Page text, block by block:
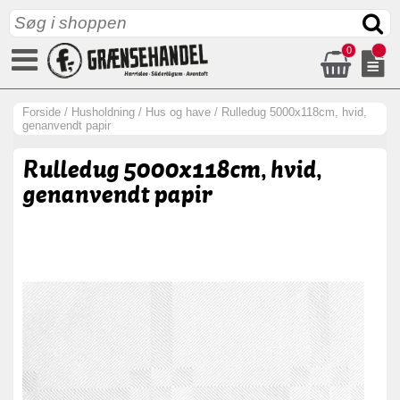
0
Forside / Husholdning / Hus og have / Rulledug 5000x118cm, hvid,
genanvendt papir
Rulledug 5000x118cm, hvid,
genanvendt papir